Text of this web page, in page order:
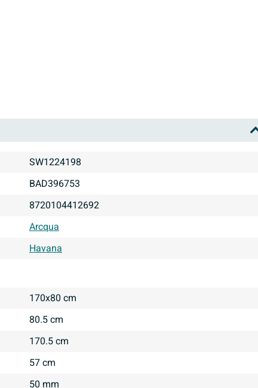
SW1224198
BAD396753
8720104412692
Arcqua
Havana
170x80 cm
80.5 cm
170.5 cm
57 cm
50 mm